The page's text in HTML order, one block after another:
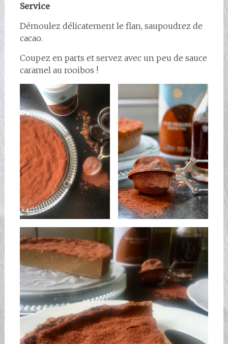
Service
Démoulez délicatement le flan, saupoudrez de
cacao.
Coupez en parts et servez avec un peu de sauce
caramel au rooibos !